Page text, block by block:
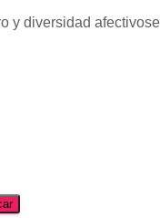
y diversidad